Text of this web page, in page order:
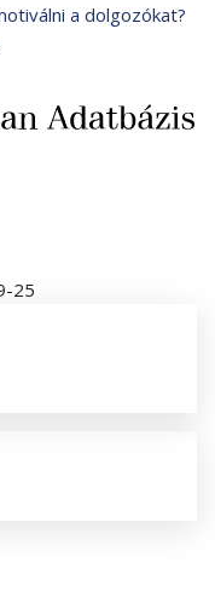
a dolgozókat?
25